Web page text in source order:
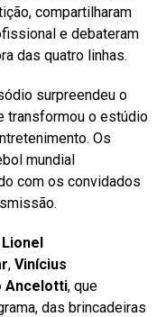
compartilharam
e debateram
das quatro linhas.
surpreendeu o
transformou o estúdio
Os
mundial
com os convidados
Lionel
, Vinícius
Ancelotti, que
das brincadeiras